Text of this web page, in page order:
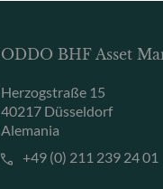
ODDO BHF Asset
Herzogstraße 15
40217 Düsseldorf
Alemania
+49 (0) 211 239 24 01